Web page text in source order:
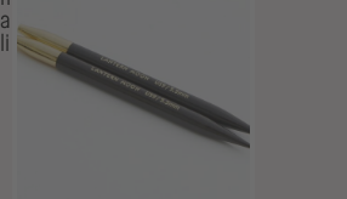
also
like…